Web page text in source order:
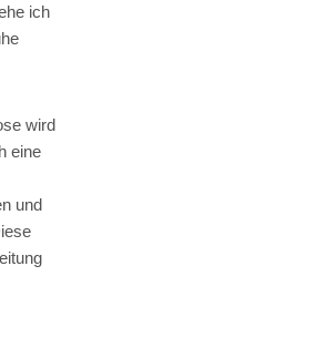
ich
wird
eine
und